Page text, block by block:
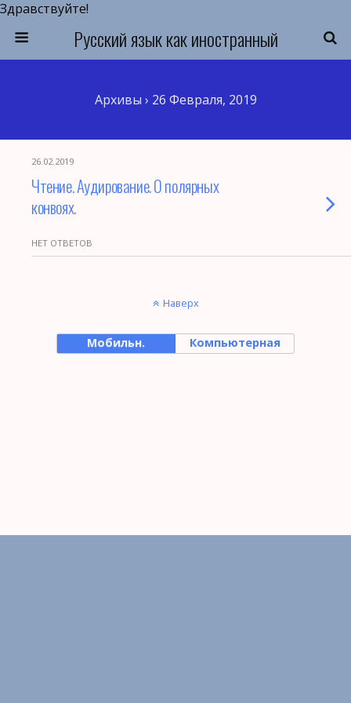
Здравствуйте!
Русский язык как иностранный
Архивы › 26 Февраля, 2019
26.02.2019
Чтение. Аудирование. О полярных
конвоях.
НЕТ ОТВЕТОВ
Наверх
Мобильн. Компьютерная